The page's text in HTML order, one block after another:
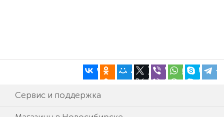
Сервис и поддержка